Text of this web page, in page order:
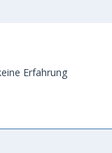
Erfahrung